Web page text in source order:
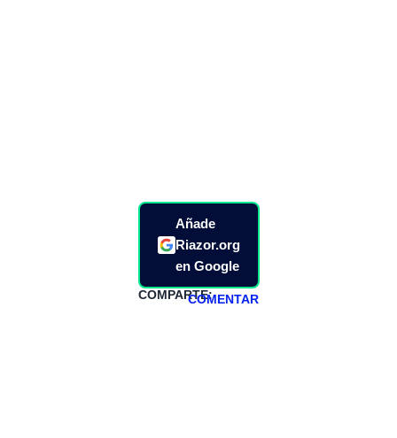
Añade
Riazor.org
en Google
COMPARTE:COMENTAR